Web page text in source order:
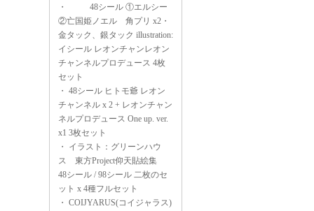
・
48シール ①エルシー
②亡国姫ノエル 角プリ x2・
金タック、銀タック illustration:
イシール レオンチャンレオン
チャンネルプロデュース 4枚
セット
・ 48シール ヒトモ爺 レオン
チャンネル x 2 + レオンチャン
ネルプロデュース One up. ver.
x1 3枚セット
・ イラスト：グリーンハウ
ス 東方Project仰天貼絵集
48シール / 98シール 二枚のセ
ット x 4種フルセット
・ COIJYARUS(コイジャラス)